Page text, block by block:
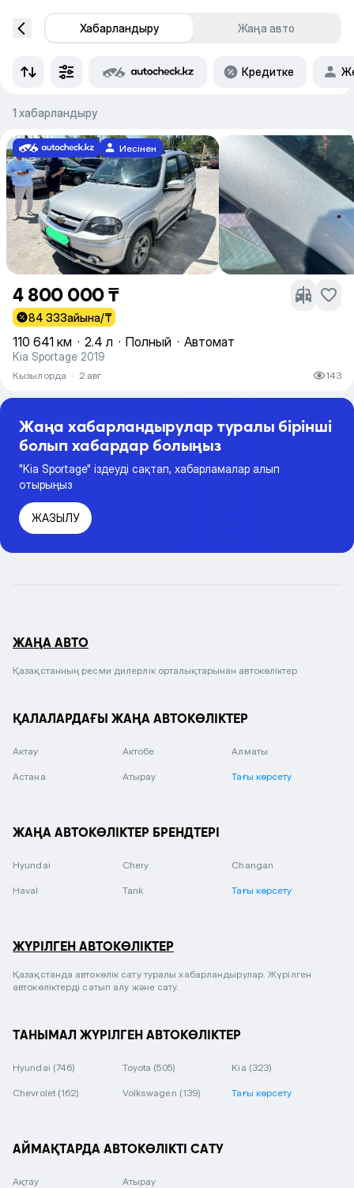
Хабарландыру Жаңа авто
Кредитке
1 хабарландыру
Иесінен
4 800 000 ₸
84 333айына/₸
110 641 км · 2.4 л · Полный · Автомат
Kia Sportage 2019
Кызылорда · 2 авг 143
Жаңа хабарландырулар туралы бірінші
болып хабардар болыңыз
"Kia Sportage" іздеуді сақтап, хабарламалар алып
отырыңыз
ЖАЗЫЛУ
ЖАҢА АВТО
Қазақстанның ресми дилерлік орталықтарынан автокөліктер
ҚАЛАЛАРДАҒЫ ЖАҢА АВТОКӨЛІКТЕР
Актау Актобе Алматы
Астана Атырау Тағы көрсету
ЖАҢА АВТОКӨЛІКТЕР БРЕНДТЕРІ
Hyundai Chery Changan
Haval Tank Тағы көрсету
ЖҮРІЛГЕН АВТОКӨЛІКТЕР
Қазақстанда автокөлік сату туралы хабарландырулар. Жүрілген
автокөліктерді сатып алу және сату.
ТАНЫМАЛ ЖҮРІЛГЕН АВТОКӨЛІКТЕР
Hyundai (746) Toyota (505) Kia (323)
Chevrolet (162) Volkswagen (139) Тағы көрсету
АЙМАҚТАРДА АВТОКӨЛІКТІ САТУ
Ақтау Атырау